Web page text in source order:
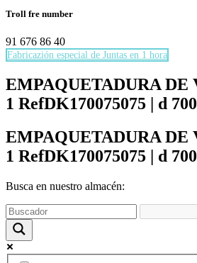
Troll fre number
91 676 86 40
Fabricazión especial de Juntas en 1 hora
EMPAQUETADURA DE
1 RefDK170075075 | d
EMPAQUETADURA DE
1 RefDK170075075 | d
Busca en nuestro almacén:
Necesarias
Estas
cookies no
son
necesarias
para que
puedas
acceder a
nuestro